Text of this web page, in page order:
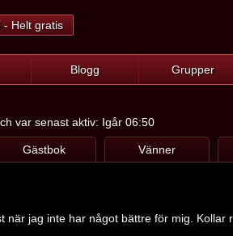
- Helt gratis
Blogg Grupper
var senast aktiv: Igår 06:50
Gästbok Vänner
när jag inte har något bättre för mig. Kollar